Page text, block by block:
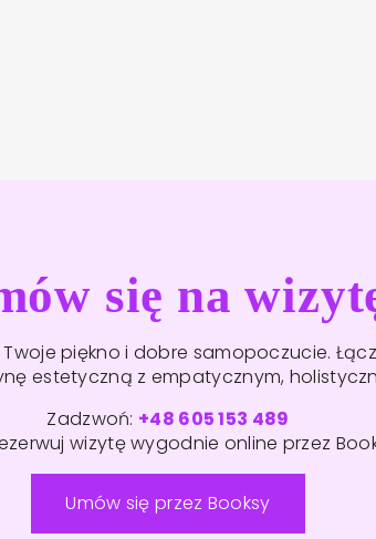
się na
piękno i dobre samopoczucie.
estetyczną z empatycznym,
Zadzwoń: +48 605 153 489
wizytę wygodnie online przez
Umów się przez Booksy